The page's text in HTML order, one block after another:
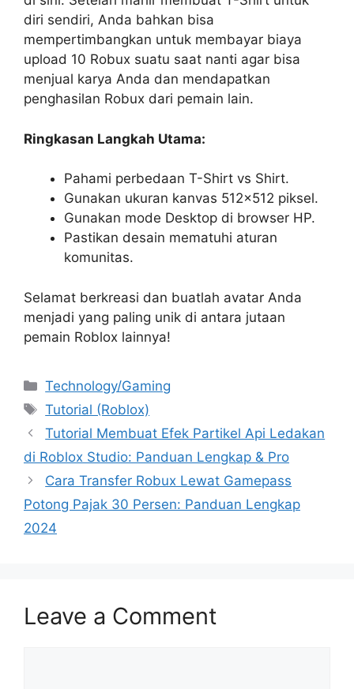
diri sendiri, Anda bahkan bisa
mempertimbangkan untuk membayar biaya
upload 10 Robux suatu saat nanti agar bisa
menjual karya Anda dan mendapatkan
penghasilan Robux dari pemain lain.
Ringkasan Langkah Utama:
Pahami perbedaan T-Shirt vs Shirt.
Gunakan ukuran kanvas 512×512 piksel.
Gunakan mode Desktop di browser HP.
Pastikan desain mematuhi aturan
komunitas.
Selamat berkreasi dan buatlah avatar Anda
menjadi yang paling unik di antara jutaan
pemain Roblox lainnya!
Categories
Technology/Gaming
Tags
Tutorial (Roblox)
Tutorial Membuat Efek Partikel Api Ledakan
di Roblox Studio: Panduan Lengkap & Pro
Cara Transfer Robux Lewat Gamepass
Potong Pajak 30 Persen: Panduan Lengkap
2024
Leave a Comment